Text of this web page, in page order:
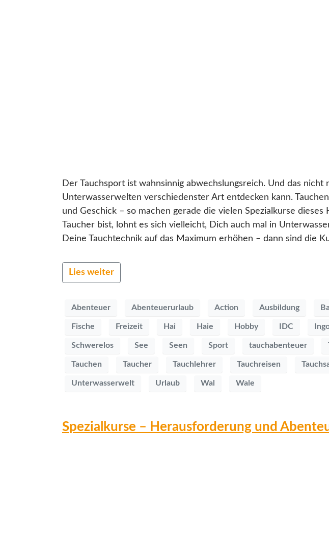
Der Tauchsport ist wahnsinnig abwechslungsreich. Und das
Unterwasserwelten verschiedenster Art entdecken kann.
und Geschick – so machen gerade die vielen Spezialkurse
Taucher bist, lohnt es sich vielleicht, Dich auch mal in
Deine Tauchtechnik auf das Maximum erhöhen – dann sind die
Lies weiter
Abenteuer Abenteuerurlaub Action Ausbildung
Fische Freizeit Hai Haie Hobby IDC
Schwerelos See Seen Sport tauchabenteuer
Tauchen Taucher Tauchlehrer Tauchreisen
Unterwasserwelt Urlaub Wal Wale
Spezialkurse – Herausforderung und